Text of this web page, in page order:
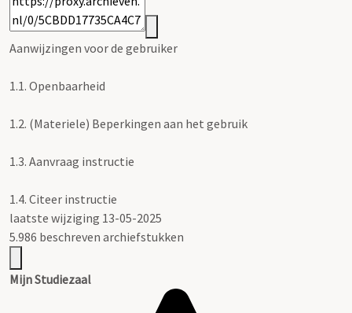
Aanwijzingen voor de gebruiker
1.1. Openbaarheid
1.2. (Materiele) Beperkingen aan het gebruik
1.3. Aanvraag instructie
1.4. Citeer instructie
laatste wijziging 13-05-2025
5.986 beschreven archiefstukken
Mijn Studiezaal